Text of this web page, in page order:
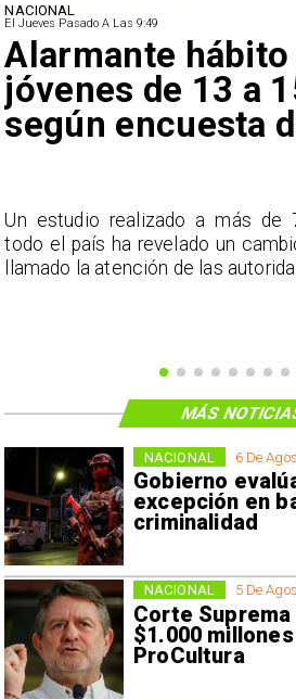
NACIONAL
El Jueves Pasado A Las 9:49
Alarmante hábito
jóvenes de 13 a
según encuesta
Un estudio realizado a más de
todo el país ha revelado un
llamado la atención de las
6 De
Gobierno
excepción en
criminalidad
NACIONAL
5 De
Corte
$1.000
ProCultura
NACIONAL
MÁS